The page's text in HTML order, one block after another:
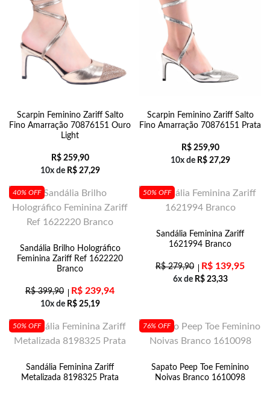
Scarpin Feminino Zariff Salto
Fino Amarração 70876151 Ouro
Light
R$259,90
10x de R$27,29
Scarpin Feminino Zariff Salto
Fino Amarração 70876151 Prata
R$259,90
10x de R$27,29
40% OFF
Sandália Brilho Holográfico
Feminina Zariff Ref 1622220
Branco
R$399,90 R$ 239,94
10x de R$25,19
50% OFF
Sandália Feminina Zariff
1621994 Branco
R$279,90 R$ 139,95
6x de R$23,33
50% OFF
Sandália Feminina Zariff
Metalizada 8198325 Prata
76% OFF
Sapato Peep Toe Feminino
Noivas Branco 1610098